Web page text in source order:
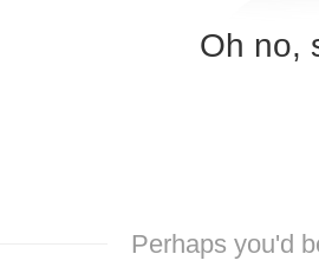
Oh no,
Perhaps you'd